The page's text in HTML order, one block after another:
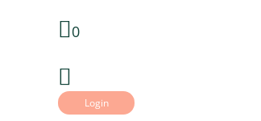
0
Login